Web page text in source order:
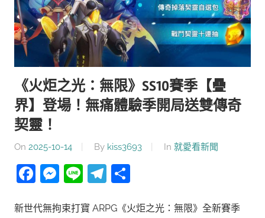
薦
體。
《火炬之光：無限》SS10賽季【疊
界】登場！無痛體驗季開局送雙傳奇
契靈！
On 2025-10-14 By kiss3693 In 就愛看新聞
Facebook
Messenger
LineTelegram
新世代無拘束打寶 ARPG《火炬之光：無限》全新賽季